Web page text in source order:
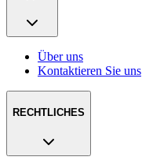
Über uns
Kontaktieren Sie uns
RECHTLICHES